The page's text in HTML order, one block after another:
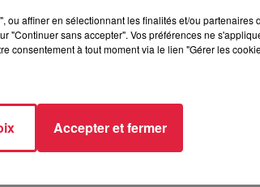
ou affiner en sélectionnant les finalités et/ou partenaires
"Continuer sans accepter". Vos préférences ne
consentement à tout moment via le lien "Gérer les
Accepter et fermer